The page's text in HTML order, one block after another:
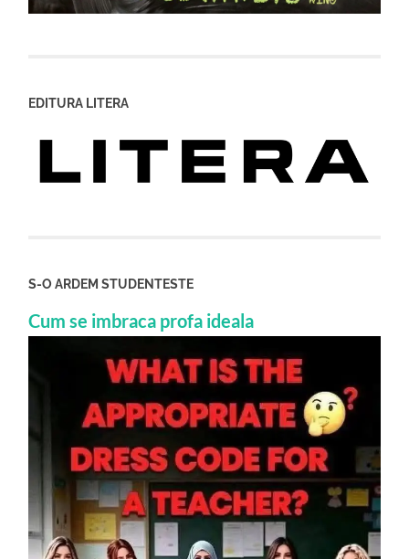
EDITURA LITERA
S-O ARDEM STUDENTESTE
Cum se imbraca profa ideala